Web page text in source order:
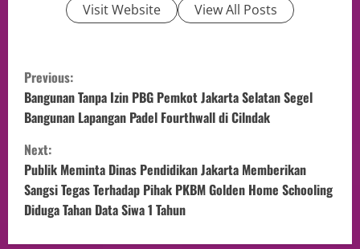
Visit Website View All Posts
Previous:
Bangunan Tanpa Izin PBG Pemkot Jakarta Selatan Segel
Bangunan Lapangan Padel Fourthwall di Cilndak
Next:
Publik Meminta Dinas Pendidikan Jakarta Memberikan
Sangsi Tegas Terhadap Pihak PKBM Golden Home Schooling
Diduga Tahan Data Siwa 1 Tahun